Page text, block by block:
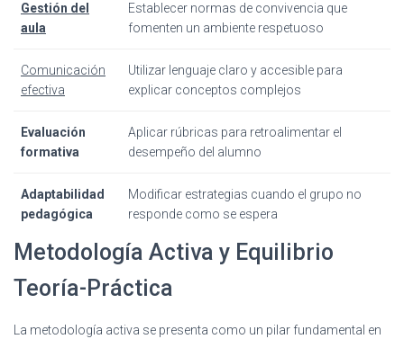
Gestión del
aula
Establecer normas de convivencia que
fomenten un ambiente respetuoso
Comunicación
efectiva
Utilizar lenguaje claro y accesible para
explicar conceptos complejos
Evaluación
formativa
Aplicar rúbricas para retroalimentar el
desempeño del alumno
Adaptabilidad
pedagógica
Modificar estrategias cuando el grupo no
responde como se espera
Metodología Activa y Equilibrio
Teoría-Práctica
La metodología activa se presenta como un pilar fundamental en